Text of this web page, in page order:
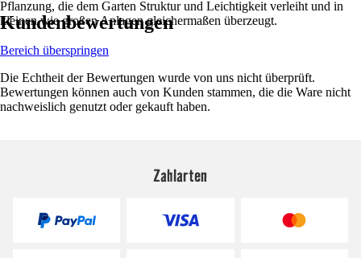
Pflanzung, die dem Garten Struktur und Leichtigkeit verleiht und in
kleinen wie großen Anlagen gleichermaßen überzeugt.
Kundenbewertungen
Bereich überspringen
Die Echtheit der Bewertungen wurde von uns nicht überprüft.
Bewertungen können auch von Kunden stammen, die die Ware nicht
nachweislich genutzt oder gekauft haben.
Zahlarten